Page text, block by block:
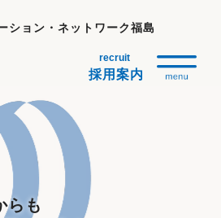
ション・ネットワーク福島
採用案内
らも